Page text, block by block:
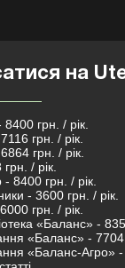
на
грн. / рік.
грн. / рік.
грн. / рік.
/ рік.
8400 грн. / рік.
- 3600 грн. / рік.
грн. / рік.
«Баланс» -
«Баланс» - 7704
«Баланс-Агро» -